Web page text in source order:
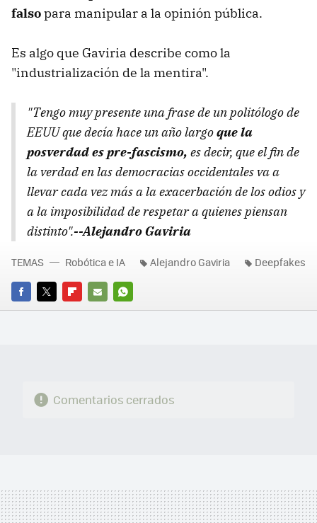
falsopara manipular a la opinión pública.
Es algo que Gaviria describe como la
"industrialización de la mentira".
"Tengo muy presente una frase de un politólogo de
EEUU que decía hace un año largoque la
posverdad es pre-fascismo, es decir, que el fin de
la verdad en las democracias occidentales va a
llevar cada vez más a la exacerbación de los odios y
a la imposibilidad de respetar a quienes piensan
distinto".--Alejandro Gaviria
FACEBOOK
TWITTERFLIPBOARD
E-
WHATSAPP
TEMAS Robótica e IA Alejandro Gaviria Deepfakes
Comentarios cerrados